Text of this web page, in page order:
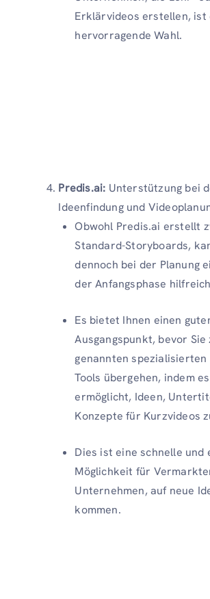
Erklärvideos erstellen, ist
hervorragende Wahl.
Predis.ai: Unterstützung bei
Ideenfindung und
Obwohl Predis.ai erstellt
Standard-Storyboards,
dennoch bei der Planung
der Anfangsphase
Es bietet Ihnen einen
Ausgangspunkt, bevor Sie
genannten
Tools übergehen, indem
ermöglicht, Ideen,
Konzepte für Kurzvideos
Dies ist eine schnelle und
Möglichkeit für
Unternehmen, auf neue
kommen.